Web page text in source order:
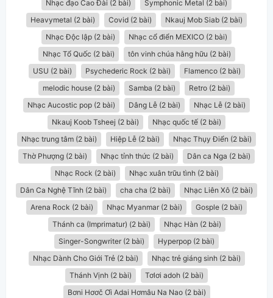
Nhạc đạo Cao Đài (2 bài)
Symphonic Metal (2 bài)
Heavymetal (2 bài)
Covid (2 bài)
Nkauj Mob Siab (2 bài)
Nhạc Độc lập (2 bài)
Nhạc cổ điển MEXICO (2 bài)
Nhạc Tổ Quốc (2 bài)
tôn vinh chúa hằng hữu (2 bài)
USU (2 bài)
Psychederic Rock (2 bài)
Flamenco (2 bài)
melodic house (2 bài)
Samba (2 bài)
Retro (2 bài)
Nhạc Aucostic pop (2 bài)
Dâng Lễ (2 bài)
Nhạc Lễ (2 bài)
Nkauj Koob Tsheej (2 bài)
Nhạc quốc tế (2 bài)
Nhạc trung tâm (2 bài)
Hiệp Lễ (2 bài)
Nhạc Thụy Điển (2 bài)
Thờ Phượng (2 bài)
Nhạc tỉnh thức (2 bài)
Dân ca Nga (2 bài)
Nhạc Rock (2 bài)
Nhạc xuân trữu tình (2 bài)
Dân Ca Nghệ Tĩnh (2 bài)
cha cha (2 bài)
Nhạc Liên Xô (2 bài)
Arena Rock (2 bài)
Nhạc Myanmar (2 bài)
Gosple (2 bài)
Thánh ca (Imprimatur) (2 bài)
Nhạc Hàn (2 bài)
Singer-Songwriter (2 bài)
Hyperpop (2 bài)
Nhạc Dành Cho Giới Trẻ (2 bài)
Nhạc trẻ giáng sinh (2 bài)
Thánh Vịnh (2 bài)
Tơlơi adoh (2 bài)
Bơni Hơơč Ơi Adai Hơmâu Na Nao (2 bài)